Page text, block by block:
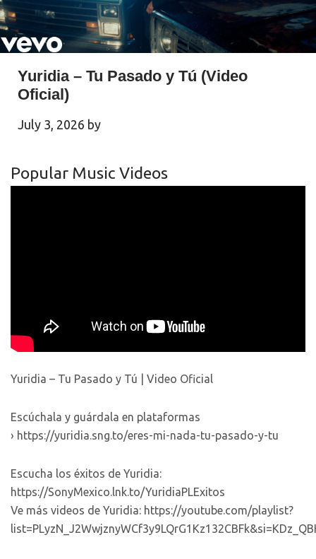
Yuridia – Tu Pasado y Tú (Video
Oficial)
July 3, 2026 by
Popular Music Videos
Yuridia – Tu Pasado y Tú | Video Oficial
Escúchala y guárdala en plataformas
› https://yuridia.sng.to/eres-mi-nada-tu-pasado-y-tu
Escucha los éxitos de Yuridia:
https://SonyMexico.lnk.to/YuridiaPLExitos
Ve más videos de Yuridia: https://youtube.com/playlist?